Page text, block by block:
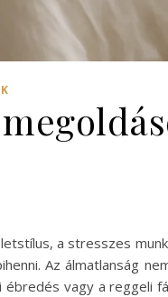
a stresszes
Az álmatlanság
vagy a reggeli